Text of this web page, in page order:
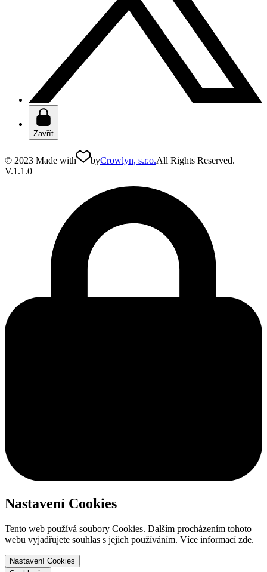
Zavřít
© 2023 Made with byCrowlyn, s.r.o.All Rights Reserved.
V.1.1.0
Nastavení Cookies
Tento web používá soubory Cookies. Dalším procházením tohoto
webu vyjadřujete souhlas s jejich používáním. Více informací zde.
Nastavení Cookies